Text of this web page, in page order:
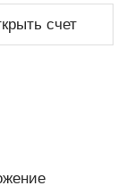
счет